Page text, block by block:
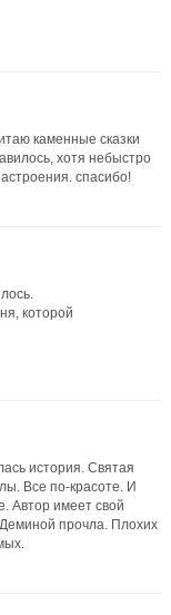
каменные сказки
хотя небыстро
спасибо!
которой
история. Святая
Все по-красоте. И
Автор имеет свой
прочла. Плохих